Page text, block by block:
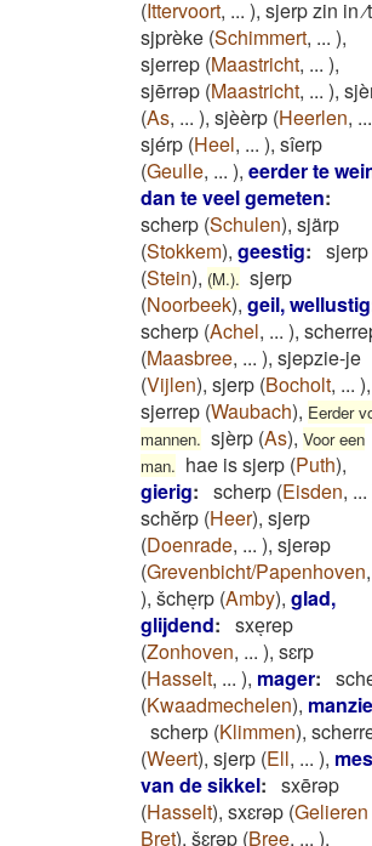
(Ittervoort, ... ), sjerp zin in ⁄t
sjprèke (Schimmert, ... ),
sjerrep (Maastricht, ... ),
sjērrəp (Maastricht, ... ),
(As, ... ), sjèèrp (Heerlen, ...
sjérp (Heel, ... ), sîerp
(Geulle, ... ), eerder te
dan te veel gemeten:
scherp (Schulen), sjärp
(Stokkem), geestig: sjerp
(Stein), (M.). sjerp
(Noorbeek), geil, wellustig
scherp (Achel, ... ),
(Maasbree, ... ), sjepzie-je
(Vijlen), sjerp (Bocholt, ... ),
sjerrep (Waubach), Eerder
mannen. sjèrp (As), Voor een
man. hae is sjerp (Puth),
gierig: scherp (Eisden, ...
schĕrp (Heer), sjerp
(Doenrade, ... ), sjerəp
(Grevenbicht/Papenhoven,
), šcheͅrp (Amby), glad,
glijdend: sxeͅrep
(Zonhoven, ... ), sɛrp
(Hasselt, ... ), mager:
(Kwaadmechelen),
scherp (Klimmen),
(Weert), sjerp (Ell, ... ), mes
van de sikkel: sxērǝp
(Hasselt), sxɛrǝp (Gelieren
Bret), šɛrǝp (Bree, ... ),